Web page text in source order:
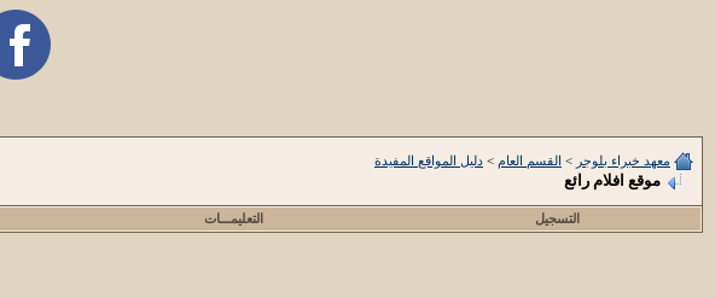
معهد خبراء بلوجر > القسم العام > دليل المواقع المفيدة
موقع افلام رائع
التسجيل التعليمـــات